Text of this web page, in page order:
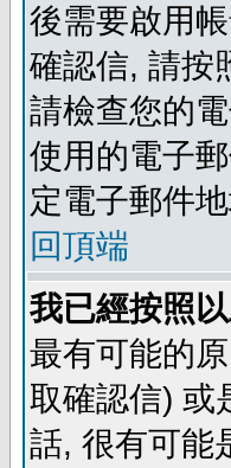
後需要啟用
確認信, 請按
請檢查您的
使用的電子
定電子郵件
回頂端
我已經按照
最有可能的
取確認信) 或
話, 很有可能